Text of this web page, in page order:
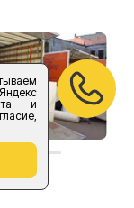
и